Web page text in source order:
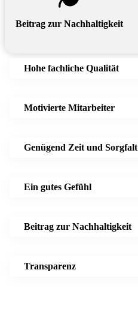
Beitrag zur Nachhaltigkeit
Hohe fachliche Qualität
Motivierte Mitarbeiter
Genügend Zeit und Sorgfalt
Ein gutes Gefühl
Beitrag zur Nachhaltigkeit
Transparenz